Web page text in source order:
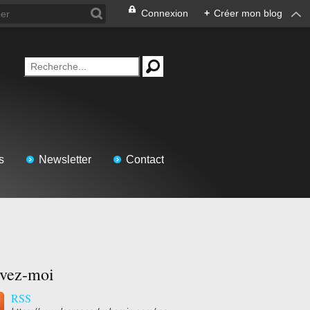
Connexion + Créer mon blog
Newsletter Contact
moi
RSS